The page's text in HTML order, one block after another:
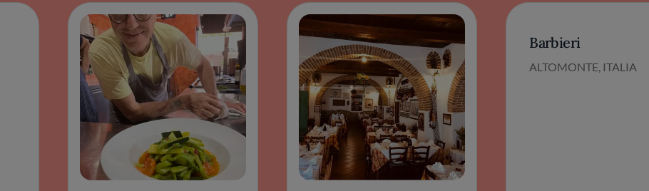
Barbieri
ALTOMONTE, ITALIA